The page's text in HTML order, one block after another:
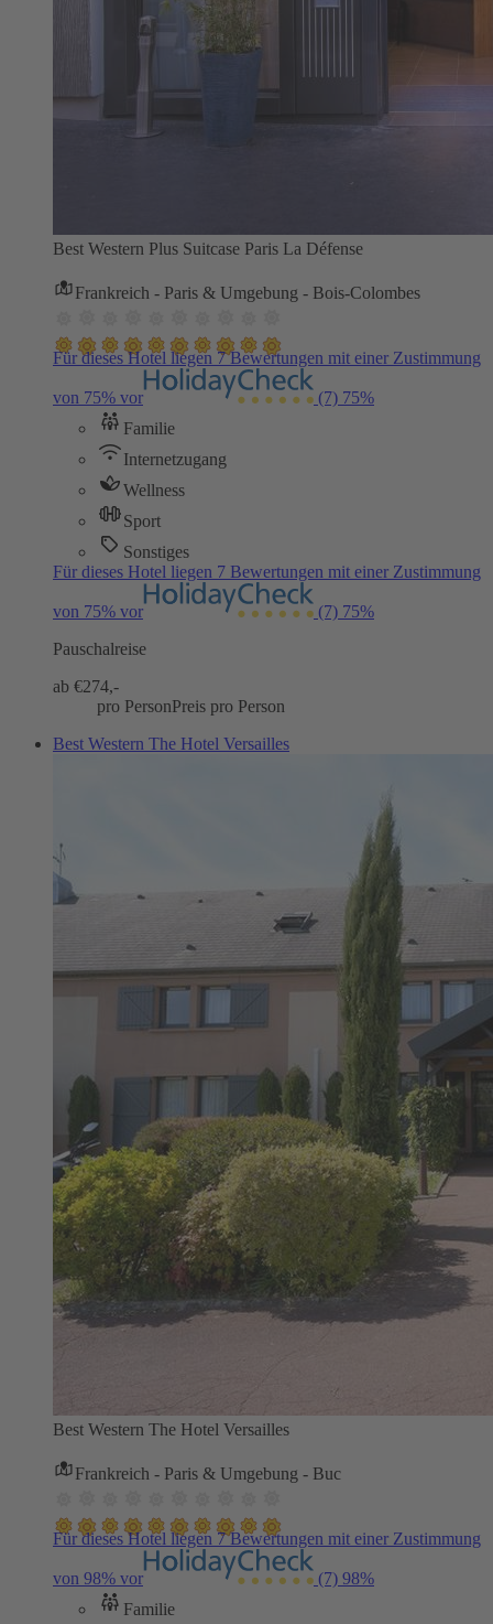
Best Western Plus Suitcase Paris La Défense
Frankreich - Paris & Umgebung - Bois-Colombes
Für dieses Hotel liegen 7 Bewertungen mit einer Zustimmung
von 75% vor (7) 75%
Familie
Internetzugang
Wellness
Sport
Sonstiges
Für dieses Hotel liegen 7 Bewertungen mit einer Zustimmung
von 75% vor (7) 75%
Pauschalreise
ab €274,-
pro PersonPreis pro Person
Best Western The Hotel Versailles
Best Western The Hotel Versailles
Frankreich - Paris & Umgebung - Buc
Für dieses Hotel liegen 7 Bewertungen mit einer Zustimmung
von 98% vor (7) 98%
Familie